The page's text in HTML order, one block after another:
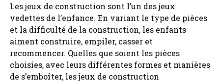
Les jeux de construction sont l’un des jeux
vedettes de l’enfance. En variant le type de pièces
et la difficulté de la construction, les enfants
aiment construire, empiler, casser et
recommencer. Quelles que soient les pièces
choisies, avec leurs différentes formes et manières
de s’emboîter, les jeux de construction